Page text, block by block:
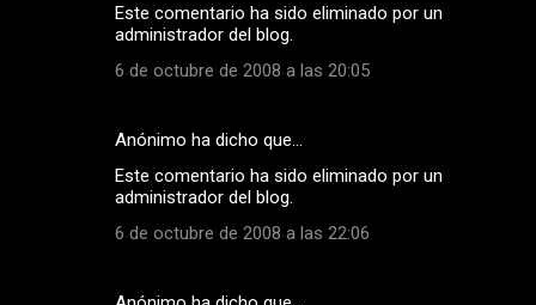
Este comentario ha sido eliminado por un
administrador del blog.
6 de octubre de 2008 a las 20:05
Anónimo ha dicho que…
Este comentario ha sido eliminado por un
administrador del blog.
6 de octubre de 2008 a las 22:06